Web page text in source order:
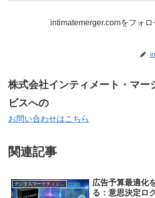
intimatemerger.comをフォロ
株式会社インティメート・マー
ビスへの
お問い合わせはこちら
関連記事
デジタルマーケティング基礎
広告予算最適化
る：意思決定ロ